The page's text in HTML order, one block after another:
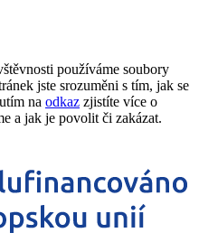
používáme soubory
jste srozuměni s tím, jak se
na odkaz zjistíte více o
a jak je povolit či zakázat.